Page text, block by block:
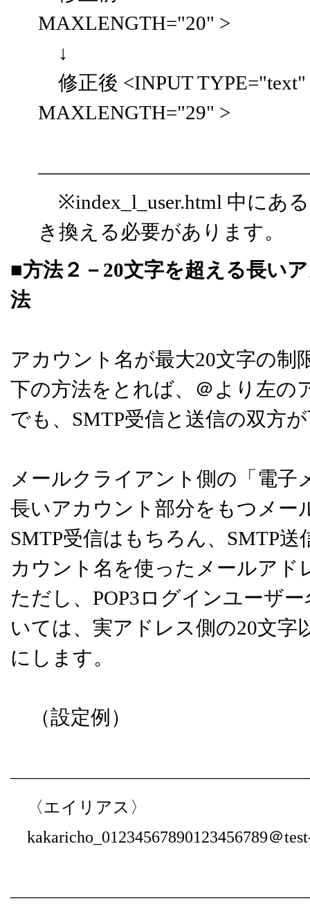
MAXLENGTH="20" >
↓
修正後 <INPUT
MAXLENGTH="29" >
※index_l_user.html 中にあ
き換える必要があります。
■方法２－20文字を超える長い
法
アカウント名が最大20文字の
下の方法をとれば、＠より左の
でも、SMTP受信と送信の双方
メールクライアント側の「電子
長いアカウント部分をもつメー
SMTP受信はもちろん、SMTP
カウント名を使ったメールアド
ただし、POP3ログインユーザ
いては、実アドレス側の20文
にします。
（設定例）
〈エイリアス
kakaricho_01234567890123456789＠